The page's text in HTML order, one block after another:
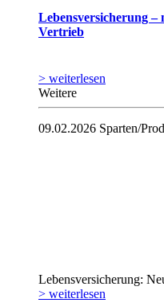
Lebensversicherung –
Vertrieb
> weiterlesen
Weitere
09.02.2026 Sparten/
Lebensversicherung:
> weiterlesen